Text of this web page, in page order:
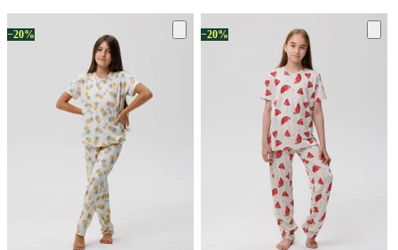
−20% −20%